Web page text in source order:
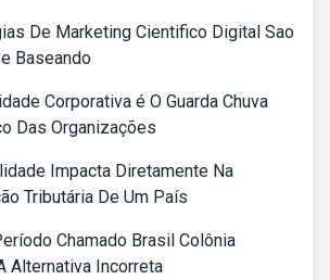
De Marketing Cientifico Digital Sao
Baseando
Corporativa é O Guarda Chuva
Das Organizações
Impacta Diretamente Na
Tributária De Um País
Chamado Brasil Colônia
Alternativa Incorreta